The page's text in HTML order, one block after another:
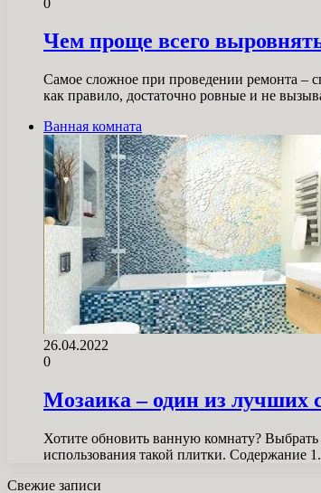
Чем проще всего
Самое сложное при проведении ремонта –
как правило, достаточно ровные и не
Ванная комната
26.04.2022
0
Мозаика – один из лучших
Хотите обновить ванную комнату?
использования такой плитки. Содержание
Свежие записи